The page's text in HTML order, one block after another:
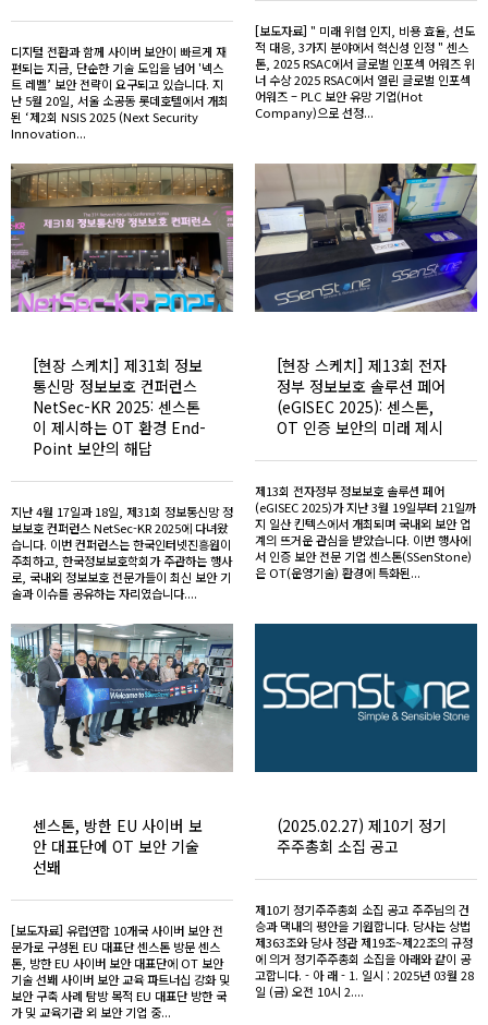
디지털 전환과 함께 사이버 보안이 빠르게 재
편되는 지금, 단순한 기술 도입을 넘어 '넥스
트 레벨’ 보안 전략이 요구되고 있습니다. 지
난 5월 20일, 서울 소공동 롯데호텔에서 개최
된 ‘제2회 NSIS 2025 (Next Security
Innovation...
[보도자료] " 미래 위협 인지, 비용 효율, 선도
적 대응, 3가지 분야에서 혁신성 인정 " 센스
톤, 2025 RSAC에서 글로벌 인포섹 어워즈 위
너 수상 2025 RSAC에서 열린 글로벌 인포섹
어워즈 – PLC 보안 유망 기업(Hot
Company)으로 선정...
[현장 스케치] 제31회 정보
통신망 정보보호 컨퍼런스
NetSec-KR 2025: 센스톤
이 제시하는 OT 환경 End-
Point 보안의 해답
지난 4월 17일과 18일, 제31회 정보통신망 정
보보호 컨퍼런스 NetSec-KR 2025에 다녀왔
습니다. 이번 컨퍼런스는 한국인터넷진흥원이
주최하고, 한국정보보호학회가 주관하는 행사
로, 국내외 정보보호 전문가들이 최신 보안 기
술과 이슈를 공유하는 자리였습니다....
[현장 스케치] 제13회 전자
정부 정보보호 솔루션 페어
(eGISEC 2025): 센스톤,
OT 인증 보안의 미래 제시
제13회 전자정부 정보보호 솔루션 페어
(eGISEC 2025)가 지난 3월 19일부터 21일까
지 일산 킨텍스에서 개최되며 국내외 보안 업
계의 뜨거운 관심을 받았습니다. 이번 행사에
서 인증 보안 전문 기업 센스톤(SSenStone)
은 OT(운영기술) 환경에 특화된...
센스톤, 방한 EU 사이버 보
안 대표단에 OT 보안 기술
선봬
[보도자료] 유럽연합 10개국 사이버 보안 전
문가로 구성된 EU 대표단 센스톤 방문 센스
톤, 방한 EU 사이버 보안 대표단에 OT 보안
기술 선봬 사이버 보안 교육 파트너십 강화 및
보안 구축 사례 탐방 목적 EU 대표단 방한 국
가 및 교육기관 외 보안 기업 중...
(2025.02.27) 제10기 정기
주주총회 소집 공고
제10기 정기주주총회 소집 공고 주주님의 건
승과 댁내의 평안을 기원합니다. 당사는 상법
제363조와 당사 정관 제19조~제22조의 규정
에 의거 정기주주총회 소집을 아래와 같이 공
고합니다. - 아 래 - 1. 일시 : 2025년 03월 28
일 (금) 오전 10시 2....